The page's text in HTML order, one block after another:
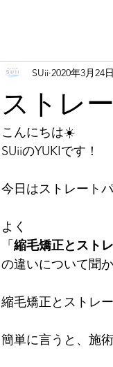
ストレ
SUii 2020年3月24日
こんにちは☀️
SUiiのYUKIです！
今日はストレート
よく
「 縮毛矯正とスト
の違いについて聞
縮毛矯正とストレ
簡単に言うと、施